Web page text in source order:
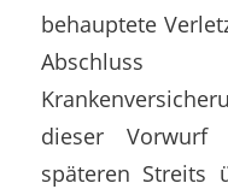
behauptete
dieser
späteren Streits